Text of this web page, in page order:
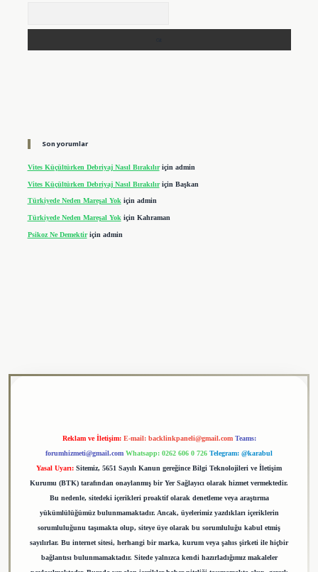
Son yorumlar
Vites Küçültürken Debriyaj Nasıl Bırakılıriçin admin
Vites Küçültürken Debriyaj Nasıl Bırakılıriçin Başkan
Türkiyede Neden Mareşal Yokiçin admin
Türkiyede Neden Mareşal Yok için Kahraman
Psikoz Ne Demektiriçin admin
Reklam ve İletişim: E-mail: backlinkpaneli@gmail.com Teams:
forumhizmeti@gmail.com Whatsapp: 0262 606 0 726 Telegram: @karabul
Yasal Uyarı: Sitemiz, 5651 Sayılı Kanun gereğince Bilgi Teknolojileri ve İletişim
Kurumu (BTK) tarafından onaylanmış bir Yer Sağlayıcı olarak hizmet vermektedir.
Bu nedenle, sitedeki içerikleri proaktif olarak denetleme veya araştırma
yükümlülüğümüz bulunmamaktadır. Ancak, üyelerimiz yazdıkları içeriklerin
sorumluluğunu taşımakta olup, siteye üye olarak bu sorumluluğu kabul etmiş
sayılırlar. Bu internet sitesi, herhangi bir marka, kurum veya şahıs şirketi ile hiçbir
bağlantısı bulunmamaktadır. Sitede yalnızca kendi hazırladığımız makaleler